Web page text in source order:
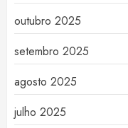
outubro 2025
setembro 2025
agosto 2025
julho 2025